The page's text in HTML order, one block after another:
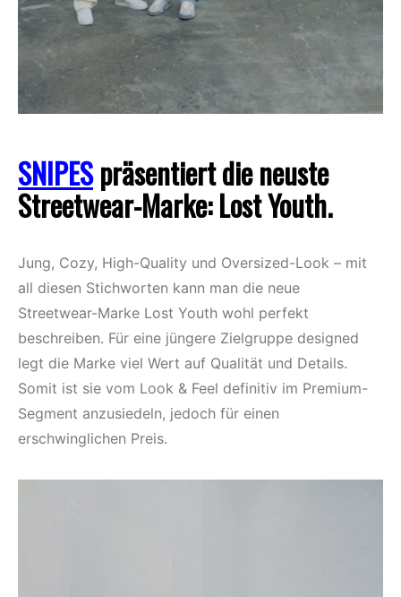
SNIPESpräsentiert die neuste
Streetwear-Marke: Lost Youth.
Jung, Cozy, High-Quality und Oversized-Look – mit
all diesen Stichworten kann man die neue
Streetwear-Marke Lost Youth wohl perfekt
beschreiben. Für eine jüngere Zielgruppe designed
legt die Marke viel Wert auf Qualität und Details.
Somit ist sie vom Look & Feel definitiv im Premium-
Segment anzusiedeln, jedoch für einen
erschwinglichen Preis.